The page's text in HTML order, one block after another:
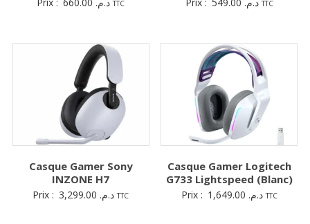
TTC TTC
Casque Gamer Sony
INZONE H7
Prix : د.م. TTC
Casque Gamer Logitech
G733 Lightspeed (Blanc)
Prix : د.م. TTC